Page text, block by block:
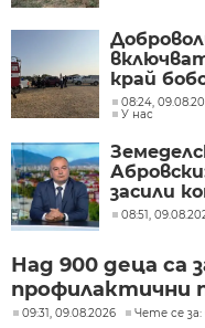
край
могила
08:24,
У нас
засили
трети
08:51,
Над 900 деца са
профилактични
09:31, 09.08.2026 Чете се за: